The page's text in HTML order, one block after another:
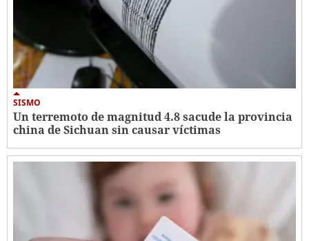
SISMO
Un terremoto de magnitud 4.8 sacude la provincia
china de Sichuan sin causar víctimas